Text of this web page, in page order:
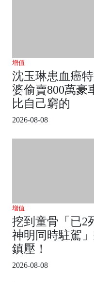
增值
沈玉琳患血癌
婆偷賣800萬豪
比自己窮的
2026-08-08
增值
挖到童骨「已2
神明同時駐駕
鎮壓！
2026-08-08